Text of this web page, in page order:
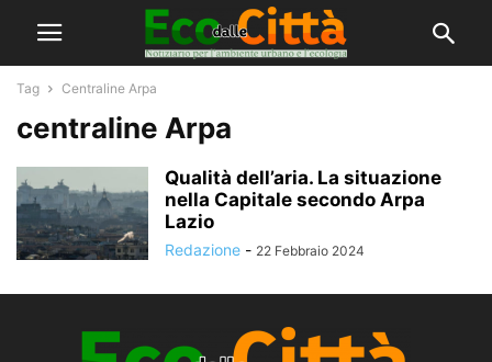
Tag Centraline Arpa
centraline Arpa
Qualità dell’aria. La situazione
nella Capitale secondo Arpa
Lazio
Redazione - 22 Febbraio 2024